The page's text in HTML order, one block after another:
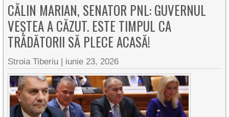
CĂLIN MARIAN, SENATOR PNL: GUVERNUL
VEȘTEA A CĂZUT. ESTE TIMPUL CA
TRĂDĂTORII SĂ PLECE ACASĂ!
Stroia Tiberiu | iunie 23, 2026